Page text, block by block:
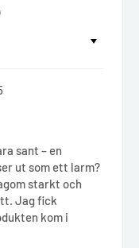
sant – en
ut som ett larm?
starkt och
Jag fick
kom i